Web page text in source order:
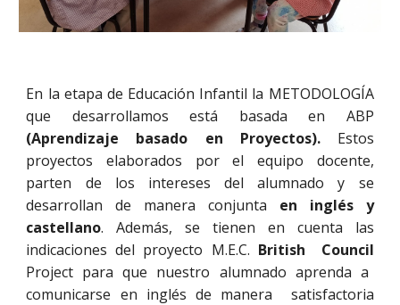
En la etapa de Educación Infantil la METODOLOGÍA
que desarrollamos está basada en ABP
(Aprendizaje basado en Proyectos).Estos
proyectos elaborados por el equipo docente,
parten de los intereses del alumnado y se
desarrollan de manera conjunta en inglés y
castellano. Además, se tienen en cuenta las
indicaciones del proyecto M.E.C. British Council
Project para que nuestro alumnado aprenda a
comunicarse en inglés de manera satisfactoria